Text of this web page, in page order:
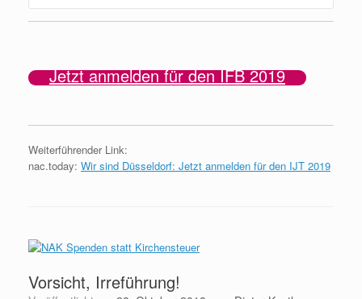
Jetzt anmelden für den IFB 2019
Weiterführender Link:
nac.today: Wir sind Düsseldorf: Jetzt anmelden für den IJT 2019
Vorsicht, Irreführung!